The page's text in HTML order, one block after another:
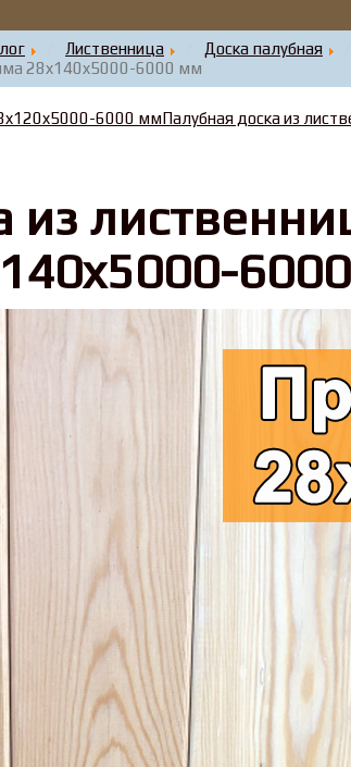
Лиственница Доска палубная
28x140x5000-6000 мм
6000 ммПалубная доска из
из